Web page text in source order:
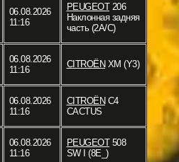
06.08.2026
11:16
PEUGEOT206
Наклонная задняя
часть (2A/C)
06.08.2026
11:16
CITROËNXM (Y3)
06.08.2026
11:16
CITROËNC4
CACTUS
06.08.2026
11:16
PEUGEOT508
SW I (8E_)